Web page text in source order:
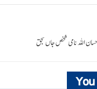
اللہ نامی شخص جاں بحق